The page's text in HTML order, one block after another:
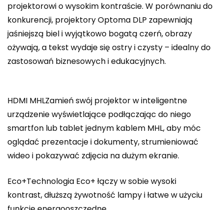
projektorowi o wysokim kontraście. W porównaniu do
konkurencji, projektory Optoma DLP zapewniają
jaśniejszą biel i wyjątkowo bogatą czerń, obrazy
ożywają, a tekst wydaje się ostry i czysty – idealny do
zastosowań biznesowych i edukacyjnych.
HDMI MHLZamień swój projektor w inteligentne
urządzenie wyświetlające podłączając do niego
smartfon lub tablet jednym kablem MHL, aby móc
oglądać prezentacje i dokumenty, strumieniować
wideo i pokazywać zdjęcia na dużym ekranie.
Eco+Technologia Eco+ łączy w sobie wysoki
kontrast, dłuższą żywotność lampy i łatwe w użyciu